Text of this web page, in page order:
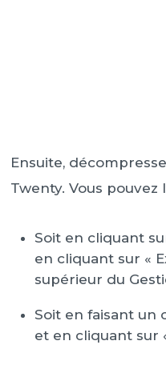
Ensuite,
Twenty. Vous pouvez
Soit en cliquant
en cliquant sur «
supérieur du
Soit en faisant un
et en cliquant sur